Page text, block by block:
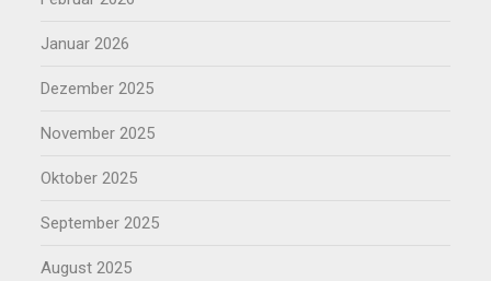
Januar 2026
Dezember 2025
November 2025
Oktober 2025
September 2025
August 2025